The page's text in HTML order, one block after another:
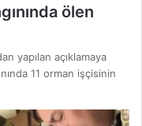
ölen
yapılan açıklamaya
11 orman işçisinin